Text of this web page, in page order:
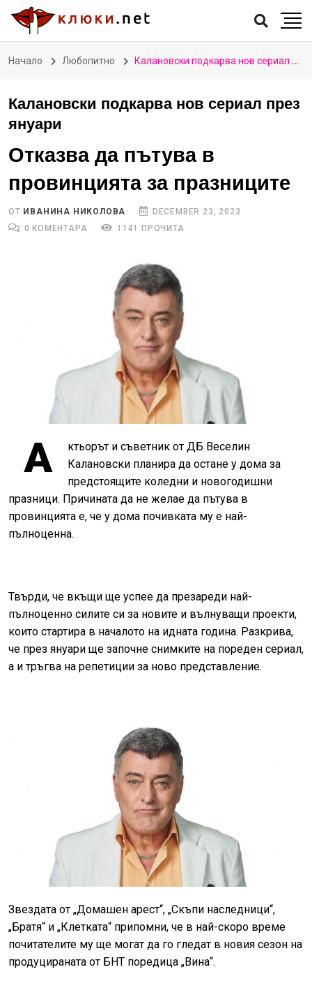
Начало Любопитно Калановски подкарва нов сериал през януари
Калановски подкарва нов сериал през
януари
Отказва да пътува в
провинцията за празниците
ОТ ИВАНИНА НИКОЛОВА
DECEMBER 23, 2023
0 КОМЕНТАРА
1141 ПРОЧИТА
А
ктьорът и съветник от ДБ Веселин
Калановски планира да остане у дома за
предстоящите коледни и новогодишни
празници. Причината да не желае да пътува в
провинцията е, че у дома почивката му е най-
пълноценна.
Твърди, че вкъщи ще успее да презареди най-
пълноценно силите си за новите и вълнуващи проекти,
които стартира в началото на идната година. Разкрива,
че през януари ще започне снимките на пореден сериал,
а и тръгва на репетиции за ново представление.
Звездата от „Домашен арест“, „Скъпи наследници“,
„Братя“ и „Клетката“ припомни, че в най-скоро време
почитателите му ще могат да го гледат в новия сезон на
продуцираната от БНТ поредица „Вина“.